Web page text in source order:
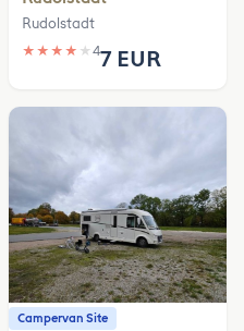
Rudolstadt
★ ★ ★ ★ ★ 47 EUR
Campervan Site